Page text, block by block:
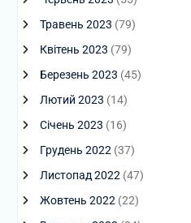
Травень 2023 (79)
Квітень 2023 (79)
Березень 2023 (45)
Лютий 2023 (14)
Січень 2023 (16)
Грудень 2022 (37)
Листопад 2022 (47)
Жовтень 2022 (22)